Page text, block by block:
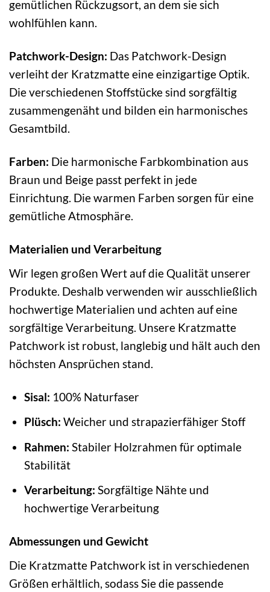
gemütlichen Rückzugsort, an dem sie sich
wohlfühlen kann.
Patchwork-Design: Das Patchwork-Design
verleiht der Kratzmatte eine einzigartige Optik.
Die verschiedenen Stoffstücke sind sorgfältig
zusammengenäht und bilden ein harmonisches
Gesamtbild.
Farben: Die harmonische Farbkombination aus
Braun und Beige passt perfekt in jede
Einrichtung. Die warmen Farben sorgen für eine
gemütliche Atmosphäre.
Materialien und Verarbeitung
Wir legen großen Wert auf die Qualität unserer
Produkte. Deshalb verwenden wir ausschließlich
hochwertige Materialien und achten auf eine
sorgfältige Verarbeitung. Unsere Kratzmatte
Patchwork ist robust, langlebig und hält auch den
höchsten Ansprüchen stand.
Sisal: 100% Naturfaser
Plüsch: Weicher und strapazierfähiger Stoff
Rahmen: Stabiler Holzrahmen für optimale
Stabilität
Verarbeitung: Sorgfältige Nähte und
hochwertige Verarbeitung
Abmessungen und Gewicht
Die Kratzmatte Patchwork ist in verschiedenen
Größen erhältlich, sodass Sie die passende